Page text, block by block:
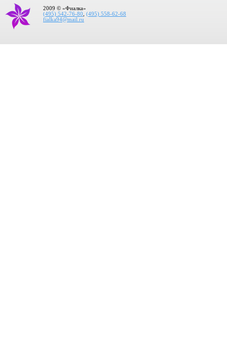
2009 © «Фиалка»
(495) 542-76-80
(495) 558-62-68
fialka94@mail.ru